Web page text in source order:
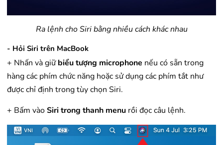
Ra lệnh cho Siri bằng nhiều cách khác nhau
- Hỏi Siri trên MacBook
+ Nhấn và giữbiểu tượng microphone nếu có sẵn trong
hàng các phím chức năng hoặc sử dụng các phím tắt như
được chỉ định trong tùy chọn Siri.
+ Bấm vàoSiri trong thanh menu rồi đọc câu lệnh.